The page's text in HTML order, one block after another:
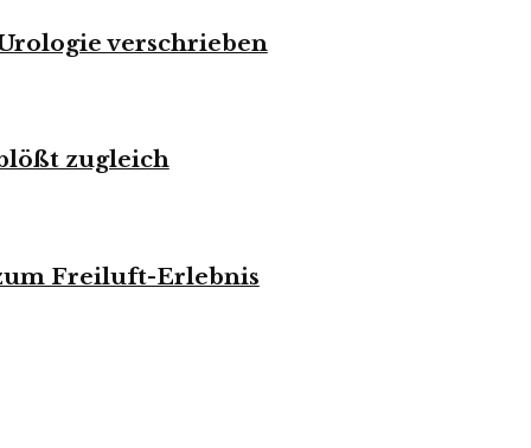
verschrieben
zugleich
Freiluft-Erlebnis